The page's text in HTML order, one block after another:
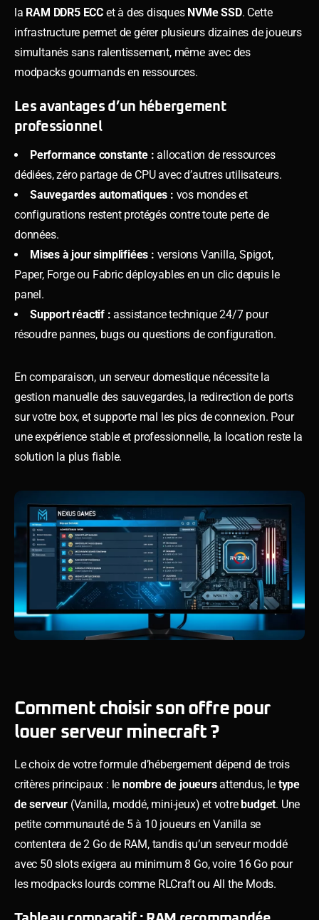
la RAM DDR5 ECC et à des disques NVMe SSD. Cette
infrastructure permet de gérer plusieurs dizaines de joueurs
simultanés sans ralentissement, même avec des
modpacks gourmands en ressources.
Les avantages d’un hébergement
professionnel
Performance constante : allocation de ressources
dédiées, zéro partage de CPU avec d’autres utilisateurs.
Sauvegardes automatiques : vos mondes et
configurations restent protégés contre toute perte de
données.
Mises à jour simplifiées : versions Vanilla, Spigot,
Paper, Forge ou Fabric déployables en un clic depuis le
panel.
Support réactif : assistance technique 24/7 pour
résoudre pannes, bugs ou questions de configuration.
En comparaison, un serveur domestique nécessite la
gestion manuelle des sauvegardes, la redirection de ports
sur votre box, et supporte mal les pics de connexion. Pour
une expérience stable et professionnelle, la location reste la
solution la plus fiable.
Comment choisir son offre pour
louer serveur minecraft ?
Le choix de votre formule d’hébergement dépend de trois
critères principaux : lenombre de joueursattendus, le type
de serveur (Vanilla, moddé, mini-jeux) et votrebudget. Une
petite communauté de 5 à 10 joueurs en Vanilla se
contentera de 2 Go de RAM, tandis qu’un serveur moddé
avec 50 slots exigera au minimum 8 Go, voire 16 Go pour
les modpacks lourds comme RLCraft ou All the Mods.